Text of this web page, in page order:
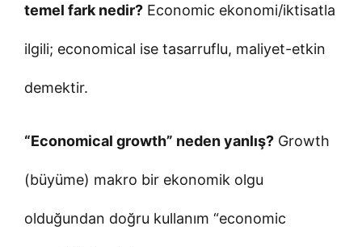
temel fark nedir? Economic ekonomi/iktisatla
ilgili; economical ise tasarruflu, maliyet-etkin
demektir.
“Economical growth” neden yanlış? Growth
(büyüme) makro bir ekonomik olgu
olduğundan doğru kullanım “economic